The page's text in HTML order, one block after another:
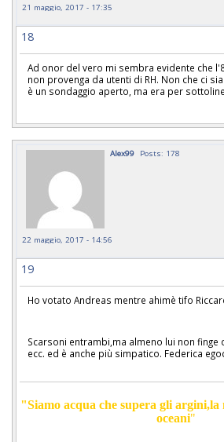
21 maggio, 2017 - 17:35
18
Ad onor del vero mi sembra evidente che
non provenga da utenti di RH. Non che ci
è un sondaggio aperto, ma era per
Alex99 Posts: 178
22 maggio, 2017 - 14:56
19
Ho votato Andreas mentre ahimè tifo
Scarsoni entrambi,ma almeno lui non finge
ecc. ed è anche più simpatico. Federica
"Siamo acqua che supera gli argini,la
oceani"